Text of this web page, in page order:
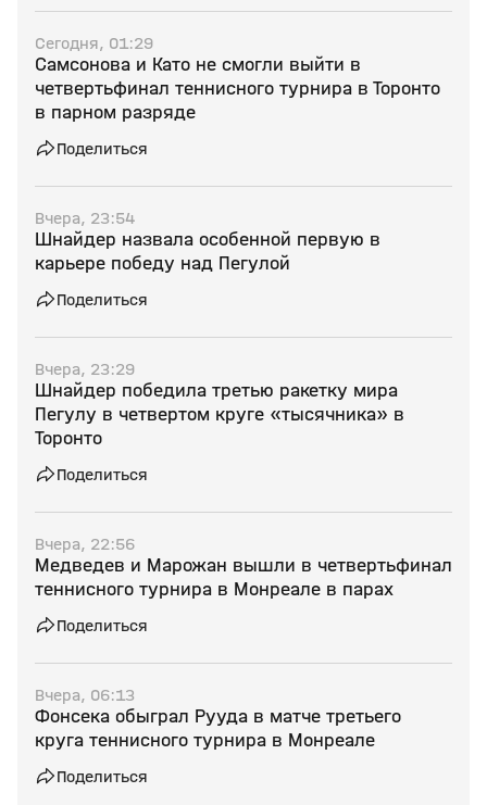
Сегодня, 01:29
Самсонова и Като не смогли выйти в
четвертьфинал теннисного турнира в Торонто
в парном разряде
Поделиться
Вчера, 23:54
Шнайдер назвала особенной первую в
карьере победу над Пегулой
Поделиться
Вчера, 23:29
Шнайдер победила третью ракетку мира
Пегулу в четвертом круге «тысячника» в
Торонто
Поделиться
Вчера, 22:56
Медведев и Марожан вышли в четвертьфинал
теннисного турнира в Монреале в парах
Поделиться
Вчера, 06:13
Фонсека обыграл Рууда в матче третьего
круга теннисного турнира в Монреале
Поделиться